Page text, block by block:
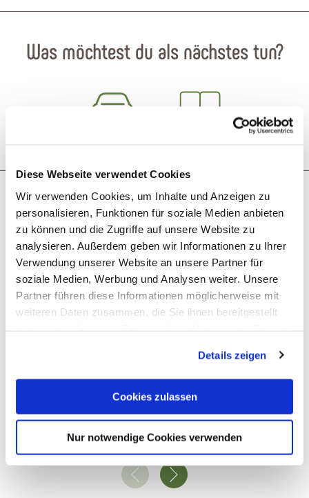
Diese Webseite verwendet Cookies
Wir verwenden Cookies, um Inhalte und Anzeigen zu
personalisieren, Funktionen für soziale Medien anbieten
zu können und die Zugriffe auf unsere Website zu
analysieren. Außerdem geben wir Informationen zu Ihrer
Verwendung unserer Website an unsere Partner für
soziale Medien, Werbung und Analysen weiter. Unsere
Partner führen diese Informationen möglicherweise mit
weiteren Daten zusammen, die Sie ihnen bereitgestellt
Cookies, wenn Sie unsere Webseite weiterhin nutzen.
Details zeigen
Cookies zulassen
Nur notwendige Cookies verwenden
Was möchtest du als nächstes tun?
Das könnte dich auch interessieren
Arzbach